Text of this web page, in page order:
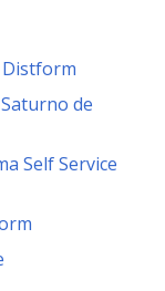
Distform
de
Self Service